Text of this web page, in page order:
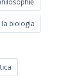
biología